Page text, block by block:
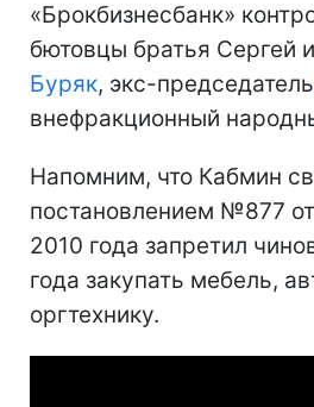
«Брокбизнесбанк»
бютовцы братья Сергей и
Буряк, экс-председатель
внефракционный
Напомним, что Кабмин
постановлением №877
2010 года запретил
года закупать мебель,
оргтехнику.